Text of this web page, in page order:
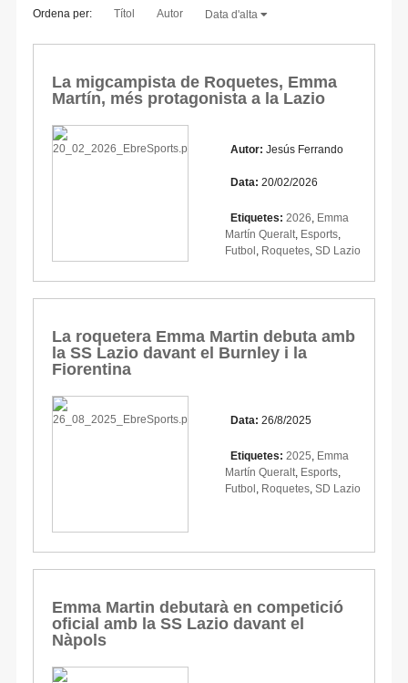
Ordena per: Títol Autor Data d'alta
La migcampista de Roquetes, Emma
Martín, més protagonista a la Lazio
Autor: Jesús Ferrando
Data: 20/02/2026
Etiquetes: 2026 Emma
Martín Queralt Esports
Futbol Roquetes SD Lazio
La roquetera Emma Martin debuta amb
la SS Lazio davant el Burnley i la
Fiorentina
Data: 26/8/2025
Etiquetes: 2025 Emma
Martín Queralt Esports
Futbol Roquetes SD Lazio
Emma Martin debutarà en competició
oficial amb la SS Lazio davant el
Nàpols